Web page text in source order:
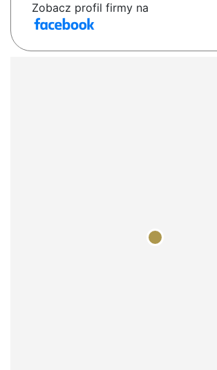
Zobacz profil firmy na